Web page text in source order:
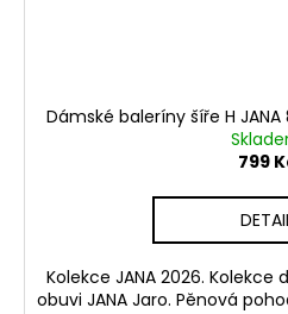
Dámské baleríny šíře H
799
Kolekce JANA 2026.
obuvi JANA Jaro. Pěnová